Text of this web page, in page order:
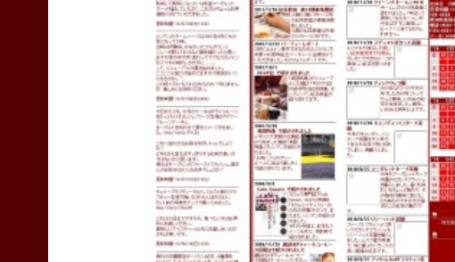
Liyn-
navigation